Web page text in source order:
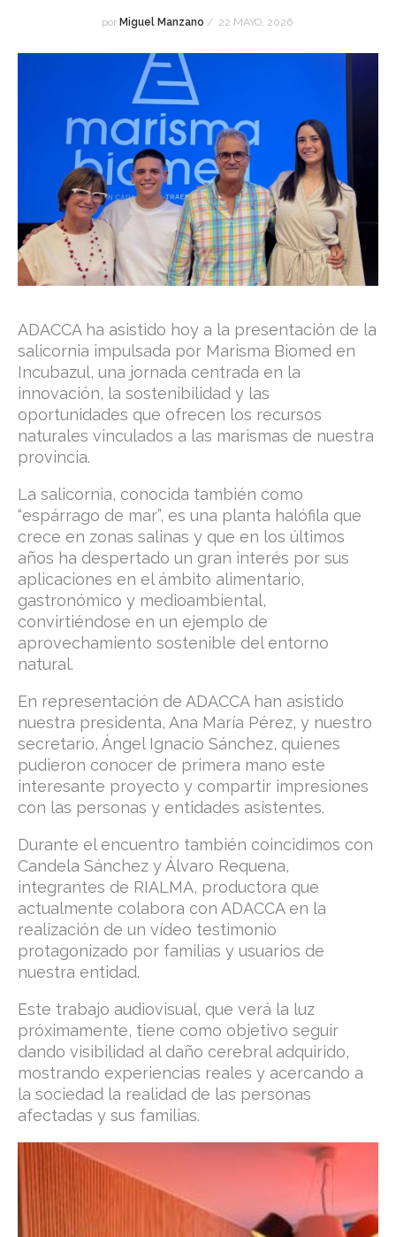
por Miguel Manzano / 22 MAYO, 2026
ADACCA ha asistido hoy a la presentación de la
salicornia impulsada por Marisma Biomed en
Incubazul, una jornada centrada en la
innovación, la sostenibilidad y las
oportunidades que ofrecen los recursos
naturales vinculados a las marismas de nuestra
provincia.
La salicornia, conocida también como
“espárrago de mar”, es una planta halófila que
crece en zonas salinas y que en los últimos
años ha despertado un gran interés por sus
aplicaciones en el ámbito alimentario,
gastronómico y medioambiental,
convirtiéndose en un ejemplo de
aprovechamiento sostenible del entorno
natural.
En representación de ADACCA han asistido
nuestra presidenta, Ana María Pérez, y nuestro
secretario, Ángel Ignacio Sánchez, quienes
pudieron conocer de primera mano este
interesante proyecto y compartir impresiones
con las personas y entidades asistentes.
Durante el encuentro también coincidimos con
Candela Sánchez y Álvaro Requena,
integrantes de RIALMA, productora que
actualmente colabora con ADACCA en la
realización de un vídeo testimonio
protagonizado por familias y usuarios de
nuestra entidad.
Este trabajo audiovisual, que verá la luz
próximamente, tiene como objetivo seguir
dando visibilidad al daño cerebral adquirido,
mostrando experiencias reales y acercando a
la sociedad la realidad de las personas
afectadas y sus familias.